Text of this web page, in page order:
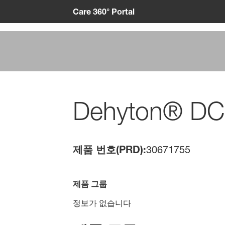
Care 360° Portal
Dehyton®
제품 번호(PRD):30671755
제품 그룹
정보가 없습니다